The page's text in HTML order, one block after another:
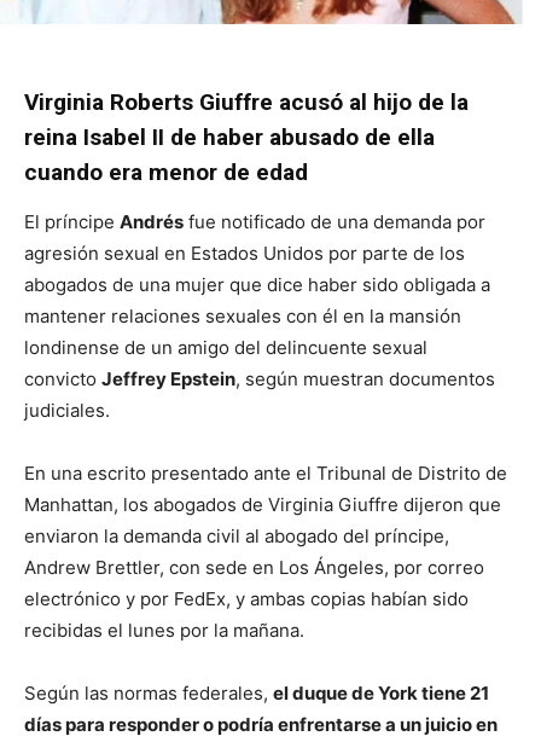
Virginia Roberts Giuffre acusó al hijo de la
reina Isabel II de haber abusado de ella
cuando era menor de edad
El príncipe Andrés fue notificado de una demanda por
agresión sexual en Estados Unidos por parte de los
abogados de una mujer que dice haber sido obligada a
mantener relaciones sexuales con él en la mansión
londinense de un amigo del delincuente sexual
convicto Jeffrey Epstein, según muestran documentos
judiciales.
En una escrito presentado ante el Tribunal de Distrito de
Manhattan, los abogados de Virginia Giuffre dijeron que
enviaron la demanda civil al abogado del príncipe,
Andrew Brettler, con sede en Los Ángeles, por correo
electrónico y por FedEx, y ambas copias habían sido
recibidas el lunes por la mañana.
Según las normas federales, el duque de York tiene 21
días para responder o podría enfrentarse a un juicio en